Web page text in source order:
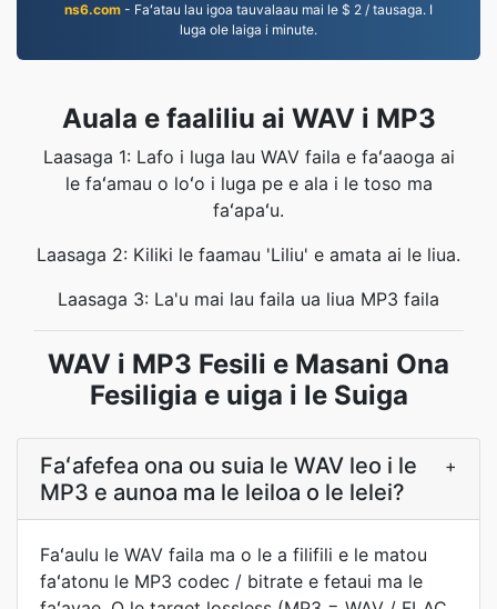
ns6.com - Faʻatau lau igoa tauvalaau mai le $ 2 / tausaga. I
luga ole laiga i minute.
Auala e faaliliu ai WAV i MP3
Laasaga 1: Lafo i luga lau WAV faila e faʻaaoga ai
le faʻamau o loʻo i luga pe e ala i le toso ma
faʻapaʻu.
Laasaga 2: Kiliki le faamau 'Liliu' e amata ai le liua.
Laasaga 3: La'u mai lau faila ua liua MP3 faila
WAV i MP3 Fesili e Masani Ona
Fesiligia e uiga i le Suiga
Faʻafefea ona ou suia le WAV leo i le
MP3 e aunoa ma le leiloa o le lelei?
+
Faʻaulu le WAV faila ma o le a filifili e le matou
faʻatonu le MP3 codec / bitrate e fetaui ma le